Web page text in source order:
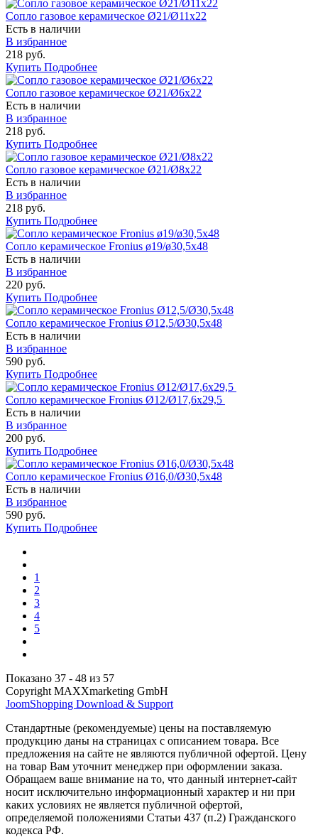
Сопло газовое керамическое Ø21/Ø11х22
Есть в наличии
В избранное
218 руб.
Купить Подробнее
Сопло газовое керамическое Ø21/Ø6х22
Есть в наличии
В избранное
218 руб.
Купить Подробнее
Сопло газовое керамическое Ø21/Ø8х22
Есть в наличии
В избранное
218 руб.
Купить Подробнее
Сопло керамическое Fronius ø19/ø30,5x48
Есть в наличии
В избранное
220 руб.
Купить Подробнее
Сопло керамическое Fronius Ø12,5/Ø30,5х48
Есть в наличии
В избранное
590 руб.
Купить Подробнее
Сопло керамическое Fronius Ø12/Ø17,6х29,5
Есть в наличии
В избранное
200 руб.
Купить Подробнее
Сопло керамическое Fronius Ø16,0/Ø30,5х48
Есть в наличии
В избранное
590 руб.
Купить Подробнее
1
2
3
4
5
Показано 37 - 48 из 57
Copyright MAXXmarketing GmbH
JoomShopping Download & Support
Стандартные (рекомендуемые) цены на поставляемую
продукцию даны на страницах с описанием товара. Все
предложения на сайте не являются публичной офертой. Цену
на товар Вам уточнит менеджер при оформлении заказа.
Обращаем ваше внимание на то, что данный интернет-сайт
носит исключительно информационный характер и ни при
каких условиях не является публичной офертой,
определяемой положениями Статьи 437 (п.2) Гражданского
кодекса РФ.